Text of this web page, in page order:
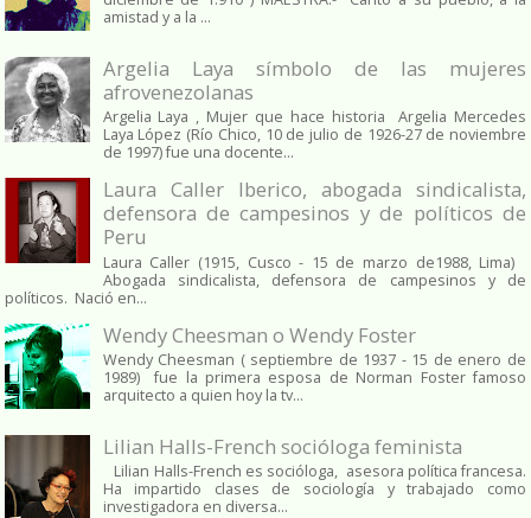
amistad y a la ...
Argelia Laya símbolo de las mujeres
afrovenezolanas
Argelia Laya , Mujer que hace historia Argelia Mercedes
Laya López (Río Chico, 10 de julio de 1926-27 de noviembre
de 1997) fue una docente...
Laura Caller Iberico, abogada sindicalista,
defensora de campesinos y de políticos de
Peru
Laura Caller (1915, Cusco - 15 de marzo de1988, Lima)
Abogada sindicalista, defensora de campesinos y de
políticos. Nació en...
Wendy Cheesman o Wendy Foster
Wendy Cheesman ( septiembre de 1937 - 15 de enero de
1989) fue la primera esposa de Norman Foster famoso
arquitecto a quien hoy la tv...
Lilian Halls-French socióloga feminista
Lilian Halls-French es socióloga, asesora política francesa.
Ha impartido clases de sociología y trabajado como
investigadora en diversa...